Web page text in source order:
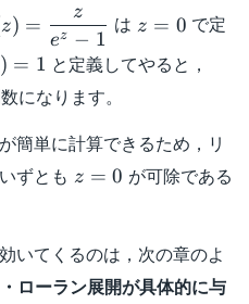
- 1}
z) =
ez − 1
z
は z=0
z = 0 で定
) = 1 と定義してやると，
になります。
簡単に計算できるため，リ
ずとも z=0
z = 0 が可除である
いてくるのは，次の章のよ
ローラン展開が具体的に与